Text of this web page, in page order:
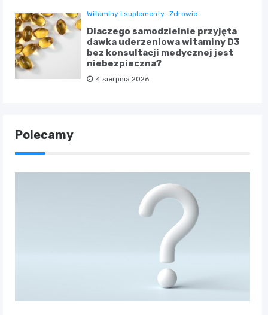
Witaminy i suplementy Zdrowie
Dlaczego samodzielnie przyjęta
dawka uderzeniowa witaminy D3
bez konsultacji medycznej jest
niebezpieczna?
4 sierpnia 2026
Polecamy